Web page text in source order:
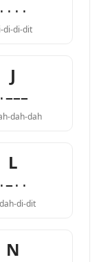
····
di-di-dit
J
·−−−
dah-dah
L
·−··
di-dit
N